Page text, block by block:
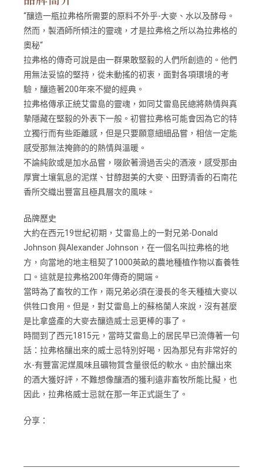
“釀造一瓶拉弗格所需要的原料不外乎-大麥、水以及酵母。
然而，製酒師所傾注的靈魂，才是拉弗格之所以為拉弗格的
奧秘“
拉弗格的傳奇可說是由一群果敢堅毅的人們所創造的。他們
用無法妥協的堅持，從未動搖的初衷，面對各項環境的考
驗，釀造著200年來不變的經典。
拉弗格傳承正統艾雷島的靈魂，如同艾雷島民總將熱情與真
摯隱藏在堅毅的外表下一般。初嘗拉弗格可能會因為它的特
立獨行而有些距離感，但是只要願意細細品嘗，相信一定能
感受那無法掩飾的的熱情與溫暖。
不論純飲或是加水品嘗，啜飲著滑過舌尖的酒液，感受那由
厚實土壤氣息的泥煤、甘醇甜美的大麥、田野清香的石南花
香所交織出豐富且極具層次的風味。
品牌歷史
大約在西元19世紀初期，艾雷島上的一對兄弟-Donald
Johnson 與Alexander Johnson，在一個名叫拉弗格的地
方，向當地的地主租契了1000英畝的農地種植作物以畜養牲
口。這就是拉弗格200年傳奇的開端。
當時為了畜牧的工作，兩兄弟必須在漫長的冬天種植大麥以
供牲口食用。但是，對艾雷島上的蘇格蘭人來說，沒有甚麼
是比拿盛產的大麥去釀造威士忌更棒的事了。
時間到了西元1815元，當時艾雷島上的居民早已流傳著一句
話：拉弗格釀出來的威士忌特別好喝，因為那兒有非常好的
水-有豐富泥煤風味且礦物質含量很低的軟水。由於釀出來
的酒大獲好評，不難想像釀酒的獲利遠非畜牧所能比擬，也
因此，拉弗格威士忌就在那一年正式誕生了。
分享：